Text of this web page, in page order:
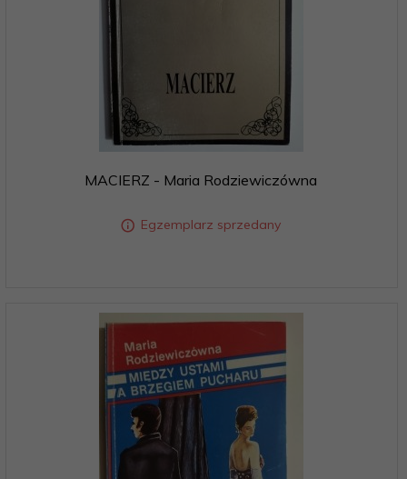
MACIERZ - Maria Rodziewiczówna
Egzemplarz sprzedany